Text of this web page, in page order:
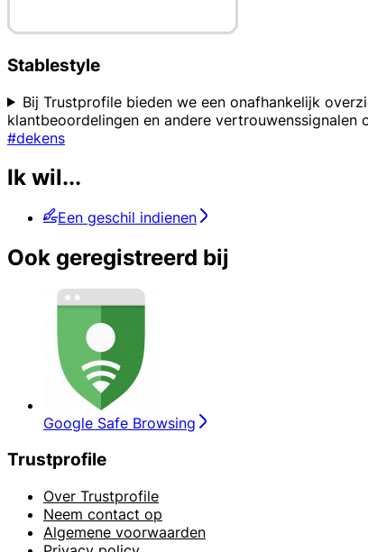
Stablestyle
Bij Trustprofile bieden we een onafhankelijk
klantbeoordelingen en andere
#dekens
Ik wil...
Een geschil indienen
Ook geregistreerd bij
Google Safe Browsing
Trustprofile
Over Trustprofile
Neem contact op
Algemene voorwaarden